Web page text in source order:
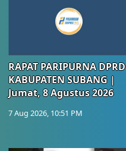
RAPAT PARIPURNA DPRD
KABUPATEN SUBANG |
Jumat, 8 Agustus 2026
7 Aug 2026, 10:51 PM